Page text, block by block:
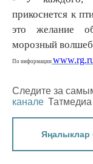
прикоснется к
это желание
морозный
По информации
Следите за
канале Татмедиа
Яңалыклар